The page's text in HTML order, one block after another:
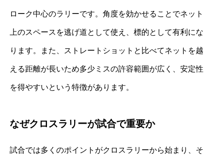
ローク中心のラリーです。角度を効かせることでネット
上のスペースを逃げ道として使え、標的として有利にな
ります。また、ストレートショットと比べてネットを越
える距離が長いため多少ミスの許容範囲が広く、安定性
を得やすいという特徴があります。
なぜクロスラリーが試合で重要か
試合では多くのポイントがクロスラリーから始まり、そ